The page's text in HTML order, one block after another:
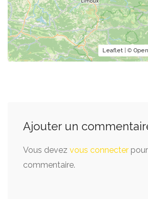
Leaflet | ©
Ajouter un
Vous devez vous connecter
commentaire.